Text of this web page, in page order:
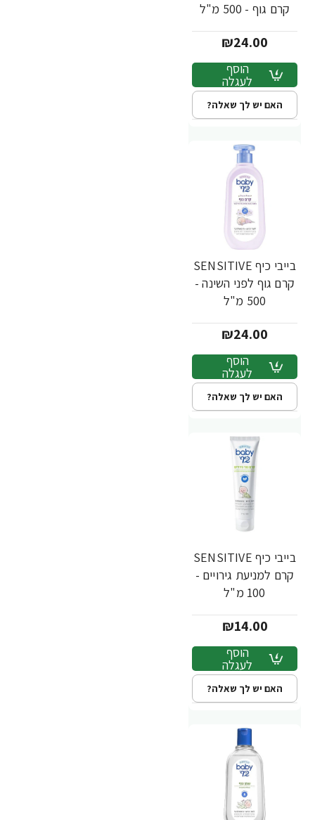
קרם גוף - 500 מ"ל
₪24.00
הוסף
לעגלה
האם יש לך שאלה?
בייבי כיף SENSITIVE
קרם גוף לפני השינה -
500 מ"ל
₪24.00
הוסף
לעגלה
האם יש לך שאלה?
בייבי כיף SENSITIVE
קרם למניעת גירויים -
100 מ"ל
₪14.00
הוסף
לעגלה
האם יש לך שאלה?